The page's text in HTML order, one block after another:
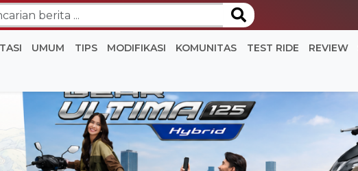
UMUM TIPS MODIFIKASI KOMUNITAS TEST RIDE REVIEW